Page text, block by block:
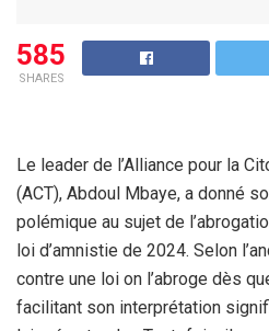
585
SHARES
Le leader de l’Alliance pour la
(ACT), Abdoul Mbaye, a donné
polémique au sujet de
loi d’amnistie de 2024. Selon
contre une loi on l’abroge dès
facilitant son interprétation